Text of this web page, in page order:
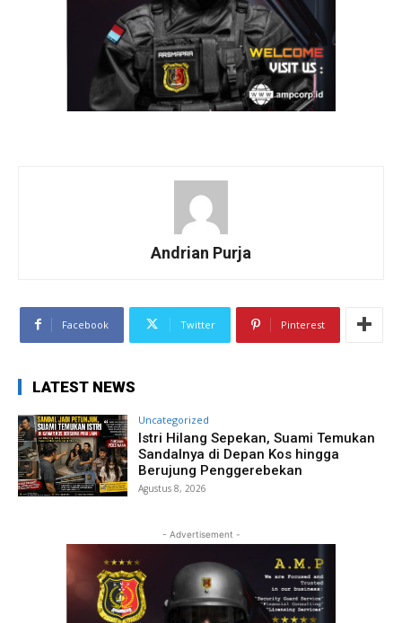
Andrian Purja
Facebook Twitter Pinterest
LATEST NEWS
Uncategorized
Istri Hilang Sepekan, Suami Temukan
Sandalnya di Depan Kos hingga
Berujung Penggerebekan
Agustus 8, 2026
- Advertisement -